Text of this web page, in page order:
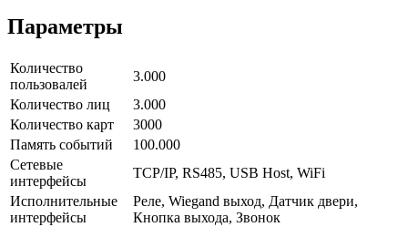
Параметры
Количество
пользовалей
3.000
Количество лиц
3.000
Количество карт
3000
Память событий
100.000
Сетевые
интерфейсы
TCP/IP, RS485, USB Host, WiFi
Исполнительные
интерфейсы
Реле, Wiegand выход, Датчик двери,
Кнопка выхода, Звонок